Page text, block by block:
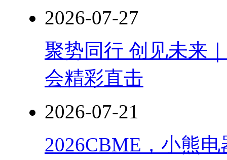
2026-07-27
聚势同行 创见未来
会精彩直击
2026-07-21
2026CBME，小熊